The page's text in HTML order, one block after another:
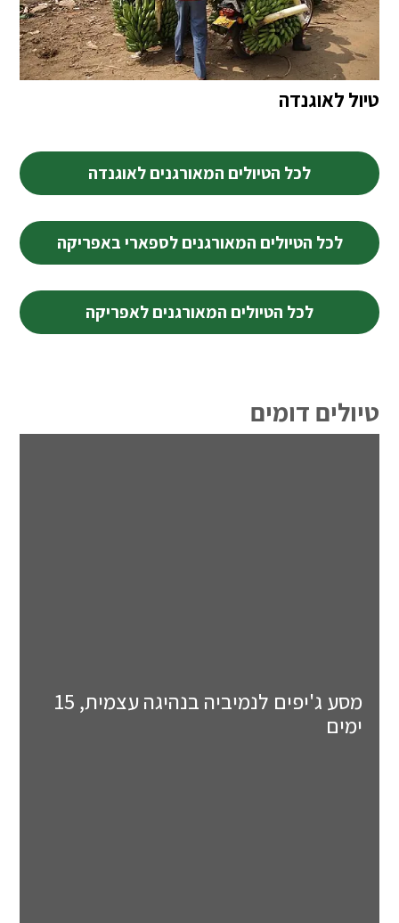
טיול לאוגנדה
לכל הטיולים המאורגנים לאוגנדה
לכל הטיולים המאורגנים לספארי באפריקה
לכל הטיולים המאורגנים לאפריקה
טיולים דומים
מסע ג'יפים לנמיביה בנהיגה עצמית, 15
ימים